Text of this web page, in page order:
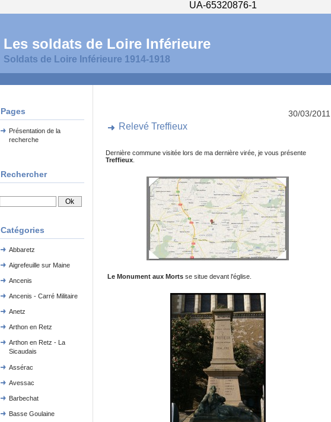
UA-65320876-1
Les soldats de Loire Inférieure
Soldats de Loire Inférieure 1914-1918
Pages
Présentation de la
recherche
Rechercher
Catégories
Abbaretz
Aigrefeuille sur Maine
Ancenis
Ancenis - Carré Militaire
Anetz
Arthon en Retz
Arthon en Retz - La
Sicaudais
Assérac
Avessac
Barbechat
Basse Goulaine
30/03/2011
Relevé Treffieux
Dernière commune visitée lors de ma dernière virée, je vous présente
Treffieux.
Le Monument aux Mortsse situe devant l'église.